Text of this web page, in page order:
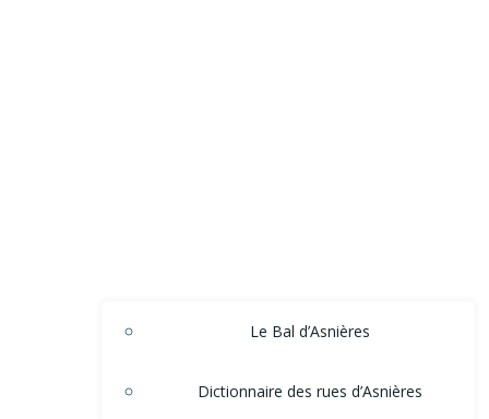
Le Bal d’Asnières
Dictionnaire des rues d’Asnières